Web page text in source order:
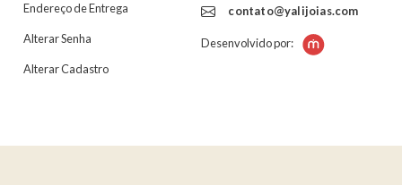
Endereço de Entrega
Alterar Senha
Alterar Cadastro
contato@yalijoias.com
Desenvolvido por: